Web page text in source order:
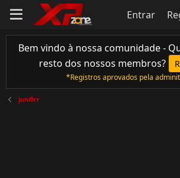
Entrar
Bem vindo à nossa comunidade -
resto dos nossos membros?
*Registros aprovados pela
juni0rr